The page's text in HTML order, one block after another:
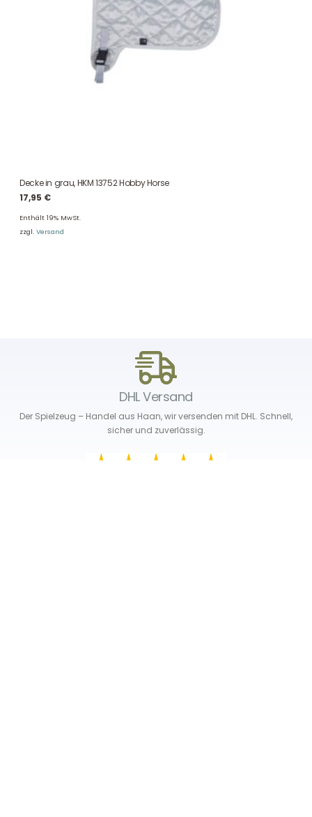
Decke in grau, HKM 13752 Hobby Horse
17,95 €
Enthält 19% MwSt.
zzgl. Versand
DHL Versand
Der Spielzeug – Handel aus Haan, wir versenden mit DHL. Schnell,
sicher und zuverlässig.